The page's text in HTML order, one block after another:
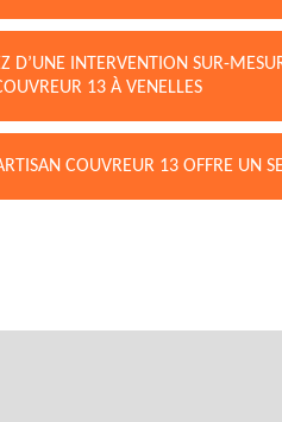
D’UNE INTERVENTION SUR-
13 À VENELLES
COUVREUR 13 OFFRE UN